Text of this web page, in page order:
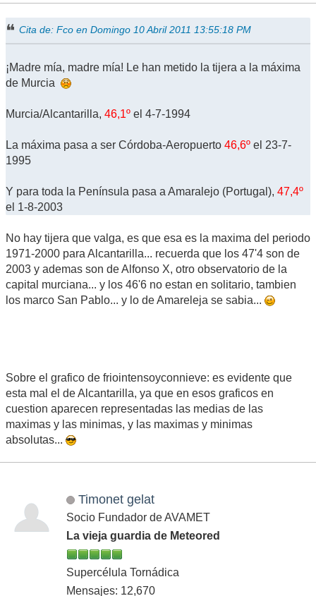
Cita de: Fco en Domingo 10 Abril 2011 13:55:18 PM
¡Madre mía, madre mía! Le han metido la tijera a la máxima
de Murcia
Murcia/Alcantarilla, 46,1º el 4-7-1994
La máxima pasa a ser Córdoba-Aeropuerto 46,6º el 23-7-
1995
Y para toda la Península pasa a Amaralejo (Portugal), 47,4º
el 1-8-2003
No hay tijera que valga, es que esa es la maxima del periodo
1971-2000 para Alcantarilla... recuerda que los 47'4 son de
2003 y ademas son de Alfonso X, otro observatorio de la
capital murciana... y los 46'6 no estan en solitario, tambien
los marco San Pablo... y lo de Amareleja se sabia...
Sobre el grafico de friointensoyconnieve: es evidente que
esta mal el de Alcantarilla, ya que en esos graficos en
cuestion aparecen representadas las medias de las
maximas y las minimas, y las maximas y minimas
absolutas...
Timonet gelat
Socio Fundador de AVAMET
La vieja guardia de Meteored
Supercélula Tornádica
Mensajes: 12,670